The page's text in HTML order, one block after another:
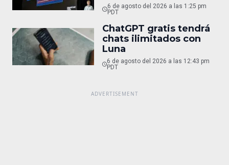
6 de agosto del 2026 a las 1:25 pm
PDT
ChatGPT gratis tendrá
chats ilimitados con
Luna
6 de agosto del 2026 a las 12:43 pm
PDT